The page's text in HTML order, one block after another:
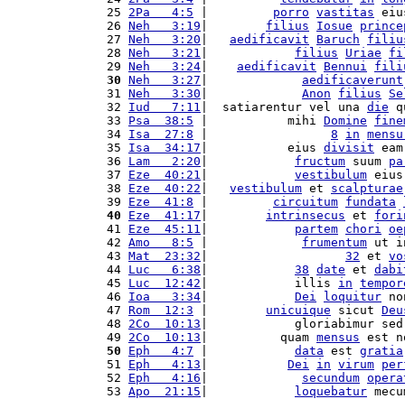
25 2Pa   4:5 porro vastitas
26 Neh   3:19 filius Iosue
27 Neh   3:20 aedificavit Baruch
28 Neh   3:21 filius Uriae
29 Neh   3:24 aedificavit Bennui
30 Neh   3:27
aedificaverunt
31 Neh   3:30 Anon filius
32 Iud   7:11 |  satiarentur vel una die
33 Psa  38:5 |           mihi Domine
34 Isa  27:8 8 in
35 Isa  34:17 |           eius divisit
36 Lam   2:20 fructum suum
37 Eze  40:21 vestibulum
38 Eze  40:22 vestibulum et scalpturae
39 Eze  41:8 circuitum fundata
40
Eze  41:17 intrinsecus et
41 Eze  45:11 partem chori
42 Amo   8:5 frumentum ut
43 Mat  23:32 32 et
44 Luc   6:38 38 date et
45 Luc  12:42 |            illis in
46 Ioa   3:34 Dei loquitur
47 Rom  12:3 unicuique sicut
48 2Co  10:13 |            gloriabimur
49 2Co  10:13 |          quam mensus est
50
Eph   4:7 data est gratia
51 Eph   4:13 Dei in virum
52 Eph   4:16 secundum
53 Apo  21:15 loquebatur